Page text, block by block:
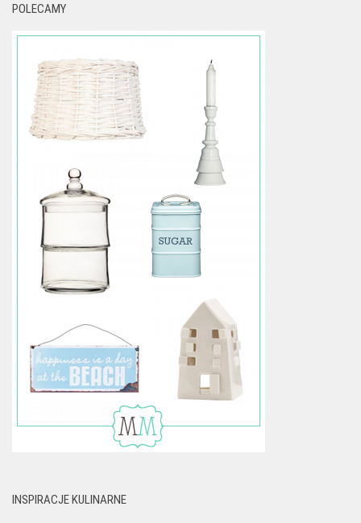
POLECAMY
INSPIRACJE KULINARNE